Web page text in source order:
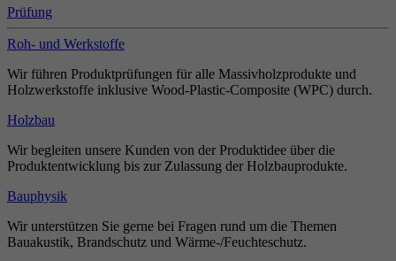
Prüfung
Roh- und Werkstoffe
Wir führen Produktprüfungen für alle Massivholzprodukte und
Holzwerkstoffe inklusive Wood-Plastic-Composite (WPC) durch.
Holzbau
Wir begleiten unsere Kunden von der Produktidee über die
Produktentwicklung bis zur Zulassung der Holzbauprodukte.
Bauphysik
Wir unterstützen Sie gerne bei Fragen rund um die Themen
Bauakustik, Brandschutz und Wärme-/Feuchteschutz.